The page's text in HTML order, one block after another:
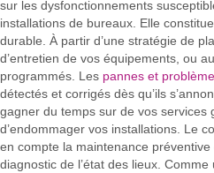
sur les dysfonctionnements
installations de bureaux. Elle
durable. À partir d’une stratégie de
d’entretien de vos équipements, ou
programmés. Les pannes et
détectés et corrigés dès qu’ils
gagner du temps sur de vos services
d’endommager vos installations. Le
en compte la maintenance
diagnostic de l’état des lieux.